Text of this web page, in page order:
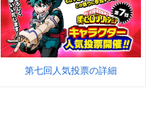
第七回人気投票の詳細